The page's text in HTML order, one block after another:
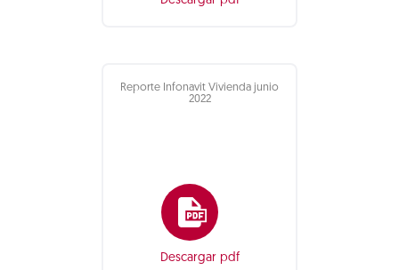
Reporte Infonavit Vivienda junio
2022
Descargar pdf